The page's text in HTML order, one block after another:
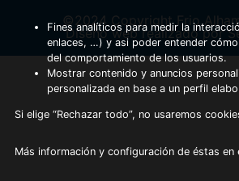
©2024 Copyright Frio
Diseño web realizado por
Fines analíticos para medir la
enlaces, …) y asi poder entender
del comportamiento de los usuarios.
Mostrar contenido y anuncios
personalizada en base a un perfil
Si elige “Rechazar todo”, no usaremos
Más información y configuración de éstas